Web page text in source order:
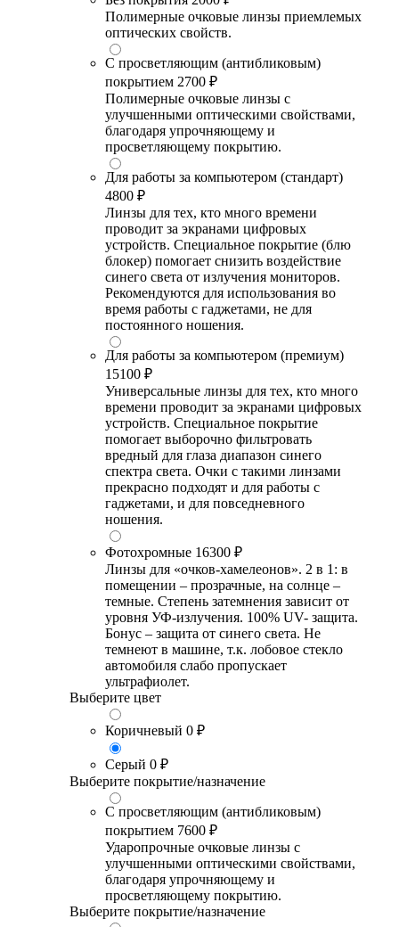
Полимерные очковые линзы приемлемых
оптических свойств.
С просветляющим (антибликовым)
покрытием 2700 ₽
Полимерные очковые линзы с
улучшенными оптическими свойствами,
благодаря упрочняющему и
просветляющему покрытию.
Для работы за компьютером (стандарт)
4800 ₽
Линзы для тех, кто много времени
проводит за экранами цифровых
устройств. Специальное покрытие (блю
блокер) помогает снизить воздействие
синего света от излучения мониторов.
Рекомендуются для использования во
время работы с гаджетами, не для
постоянного ношения.
Для работы за компьютером (премиум)
15100 ₽
Универсальные линзы для тех, кто много
времени проводит за экранами цифровых
устройств. Специальное покрытие
помогает выборочно фильтровать
вредный для глаза диапазон синего
спектра света. Очки с такими линзами
прекрасно подходят и для работы с
гаджетами, и для повседневного
ношения.
Фотохромные 16300 ₽
Линзы для «очков-хамелеонов». 2 в 1: в
помещении – прозрачные, на солнце –
темные. Степень затемнения зависит от
уровня УФ-излучения. 100% UV- защита.
Бонус – защита от синего света. Не
темнеют в машине, т.к. лобовое стекло
автомобиля слабо пропускает
ультрафиолет.
Выберите цвет
Коричневый 0 ₽
Серый 0 ₽
Выберите покрытие/назначение
С просветляющим (антибликовым)
покрытием 7600 ₽
Ударопрочные очковые линзы с
улучшенными оптическими свойствами,
благодаря упрочняющему и
просветляющему покрытию.
Выберите покрытие/назначение